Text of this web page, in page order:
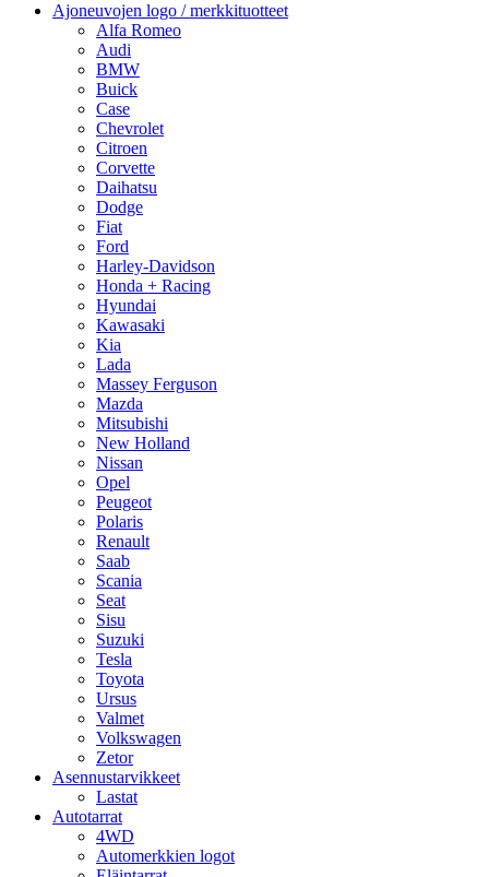
Ajoneuvojen logo / merkkituotteet
Alfa Romeo
Audi
BMW
Buick
Case
Chevrolet
Citroen
Corvette
Daihatsu
Dodge
Fiat
Ford
Harley-Davidson
Honda + Racing
Hyundai
Kawasaki
Kia
Lada
Massey Ferguson
Mazda
Mitsubishi
New Holland
Nissan
Opel
Peugeot
Polaris
Renault
Saab
Scania
Seat
Sisu
Suzuki
Tesla
Toyota
Ursus
Valmet
Volkswagen
Zetor
Asennustarvikkeet
Lastat
Autotarrat
4WD
Automerkkien logot